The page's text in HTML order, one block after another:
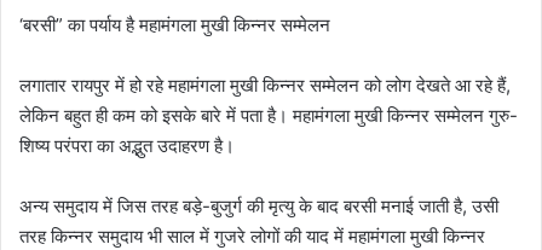
‘बरसी” का पर्याय है महामंगला मुखी किन्नर सम्मेलन
लगातार रायपुर में हो रहे महामंगला मुखी किन्नर सम्मेलन को लोग देखते आ रहे हैं,
लेकिन बहुत ही कम को इसके बारे में पता है। महामंगला मुखी किन्नर सम्मेलन गुरु-
शिष्य परंपरा का अद्भुत उदाहरण है।
अन्य समुदाय में जिस तरह बड़े-बुजुर्ग की मृत्यु के बाद बरसी मनाई जाती है, उसी
तरह किन्नर समुदाय भी साल में गुजरे लोगों की याद में महामंगला मुखी किन्नर